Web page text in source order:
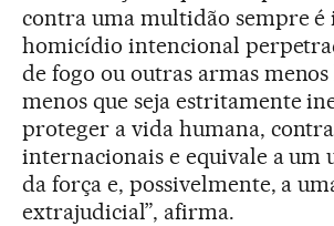
contra uma multidão sempre é
homicídio intencional
de fogo ou outras armas menos
menos que seja estritamente
proteger a vida humana,
internacionais e equivale a um
da força e, possivelmente, a
extrajudicial”, afirma.